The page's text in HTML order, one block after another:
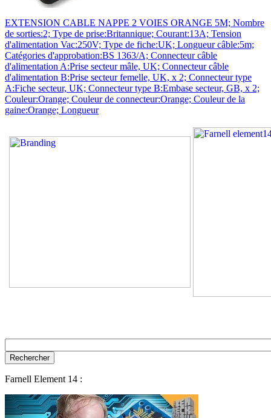
EXTENSION CABLE NAPPE 2 VOIES ORANGE 5M; Nombre
de sorties:2; Type de prise:Britannique; Courant:13A; Tension
d'alimentation Vac:250V; Type de fiche:UK; Longueur câble:5m;
Catégories d'approbation:BS 1363/A; Connecteur câble
d'alimentation A:Prise secteur mâle, UK; Connecteur câble
d'alimentation B:Prise secteur femelle, UK, x 2; Connecteur type
A:Fiche secteur, UK; Connecteur type B:Embase secteur, GB, x 2;
Couleur:Orange; Couleur de connecteur:Orange; Couleur de la
gaine:Orange; Longueur
Farnell Element 14 :